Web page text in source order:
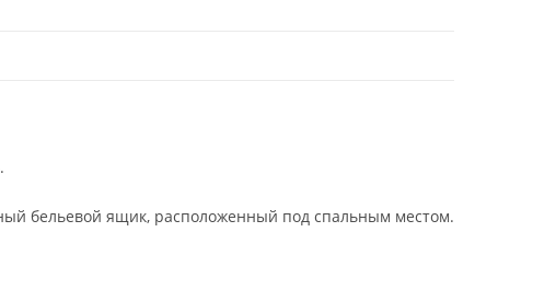
бельевой ящик, расположенный под спальным местом.